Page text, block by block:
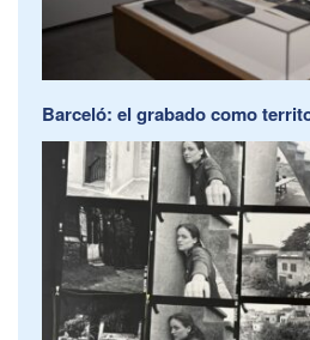
Barceló: el grabado como